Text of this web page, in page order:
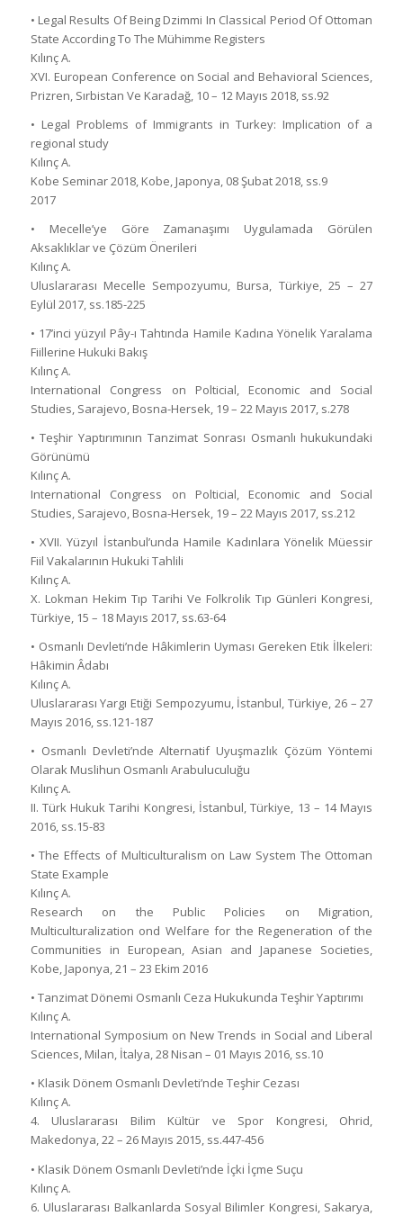
• Legal Results Of Being Dzimmi In Classical Period Of Ottoman
State According To The Mühimme Registers
Kılınç A.
XVI. European Conference on Social and Behavioral Sciences,
Prizren, Sırbistan Ve Karadağ, 10 – 12 Mayıs 2018, ss.92
• Legal Problems of Immigrants in Turkey: Implication of a
regional study
Kılınç A.
Kobe Seminar 2018, Kobe, Japonya, 08 Şubat 2018, ss.9
2017
• Mecelle’ye Göre Zamanaşımı Uygulamada Görülen
Aksaklıklar ve Çözüm Önerileri
Kılınç A.
Uluslararası Mecelle Sempozyumu, Bursa, Türkiye, 25 – 27
Eylül 2017, ss.185-225
• 17’inci yüzyıl Pây-ı Tahtında Hamile Kadına Yönelik Yaralama
Fiillerine Hukuki Bakış
Kılınç A.
International Congress on Polticial, Economic and Social
Studies, Sarajevo, Bosna-Hersek, 19 – 22 Mayıs 2017, s.278
• Teşhir Yaptırımının Tanzimat Sonrası Osmanlı hukukundaki
Görünümü
Kılınç A.
International Congress on Polticial, Economic and Social
Studies, Sarajevo, Bosna-Hersek, 19 – 22 Mayıs 2017, ss.212
• XVII. Yüzyıl İstanbul’unda Hamile Kadınlara Yönelik Müessir
Fiil Vakalarının Hukuki Tahlili
Kılınç A.
X. Lokman Hekim Tıp Tarihi Ve Folkrolik Tıp Günleri Kongresi,
Türkiye, 15 – 18 Mayıs 2017, ss.63-64
• Osmanlı Devleti’nde Hâkimlerin Uyması Gereken Etik İlkeleri:
Hâkimin Âdabı
Kılınç A.
Uluslararası Yargı Etiği Sempozyumu, İstanbul, Türkiye, 26 – 27
Mayıs 2016, ss.121-187
• Osmanlı Devleti’nde Alternatif Uyuşmazlık Çözüm Yöntemi
Olarak Muslihun Osmanlı Arabuluculuğu
Kılınç A.
II. Türk Hukuk Tarihi Kongresi, İstanbul, Türkiye, 13 – 14 Mayıs
2016, ss.15-83
• The Effects of Multiculturalism on Law System The Ottoman
State Example
Kılınç A.
Research on the Public Policies on Migration,
Multiculturalization ond Welfare for the Regeneration of the
Communities in European, Asian and Japanese Societies,
Kobe, Japonya, 21 – 23 Ekim 2016
• Tanzimat Dönemi Osmanlı Ceza Hukukunda Teşhir Yaptırımı
Kılınç A.
International Symposium on New Trends in Social and Liberal
Sciences, Milan, İtalya, 28 Nisan – 01 Mayıs 2016, ss.10
• Klasik Dönem Osmanlı Devleti’nde Teşhir Cezası
Kılınç A.
4. Uluslararası Bilim Kültür ve Spor Kongresi, Ohrid,
Makedonya, 22 – 26 Mayıs 2015, ss.447-456
• Klasik Dönem Osmanlı Devleti’nde İçki İçme Suçu
Kılınç A.
6. Uluslararası Balkanlarda Sosyal Bilimler Kongresi, Sakarya,